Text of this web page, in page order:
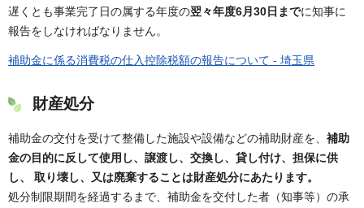
遅くとも事業完了日の属する年度の翌々年度6月30日までに知事に
報告をしなければなりません。
補助金に係る消費税の仕入控除税額の報告について - 埼玉県
財産処分
補助金の交付を受けて整備した施設や設備などの補助財産を、 補助
金の目的に反して使用し、譲渡し、交換し、貸し付け、担保に供
し、 取り壊し、又は廃棄することは財産処分にあたります。
処分制限期間を経過するまで、補助金を交付した者（知事等）の承